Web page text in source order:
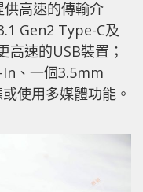
高速的傳輸介
Gen2 Type-C及
高速的USB裝置；
、一個3.5mm
使用多媒體功能。